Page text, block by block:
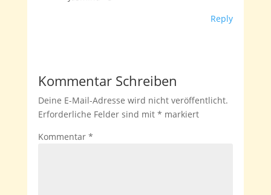
Reply
Kommentar Schreiben
Deine E-Mail-Adresse wird nicht veröffentlicht.
Erforderliche Felder sind mit * markiert
Kommentar *